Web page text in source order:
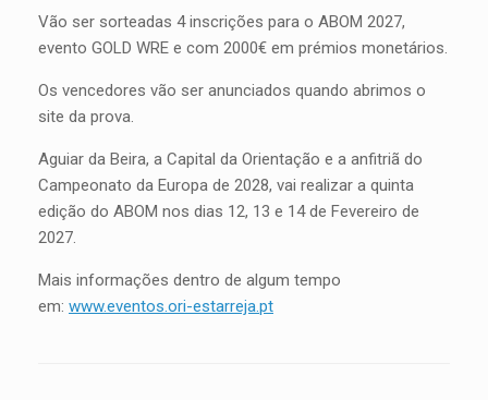
Vão ser sorteadas 4 inscrições para o ABOM 2027,
evento GOLD WRE e com 2000€ em prémios monetários.
Os vencedores vão ser anunciados quando abrimos o
site da prova.
Aguiar da Beira, a Capital da Orientação e a anfitriã do
Campeonato da Europa de 2028, vai realizar a quinta
edição do ABOM nos dias 12, 13 e 14 de Fevereiro de
2027.
Mais informações dentro de algum tempo
em: www.eventos.ori-estarreja.pt